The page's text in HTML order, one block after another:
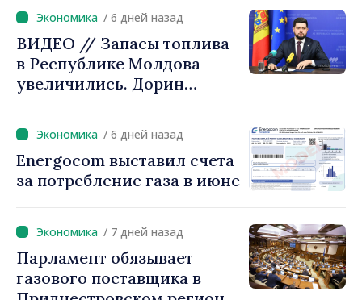
цен»
/ 6 дней назад
ВИДЕО // Запасы топлива
в Республике Молдова
увеличились. Дорин
меры дают результаты»
/ 6 дней назад
Energocom выставил счета
за потребление газа в июне
/ 7 дней назад
Парламент обязывает
газового поставщика в